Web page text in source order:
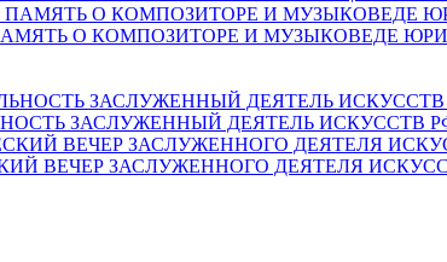
О КОМПОЗИТОРЕ И МУЗЫКОВЕДЕ
ЗАСЛУЖЕННЫЙ ДЕЯТЕЛЬ
ВЕЧЕР ЗАСЛУЖЕННОГО ДЕЯТЕЛЯ